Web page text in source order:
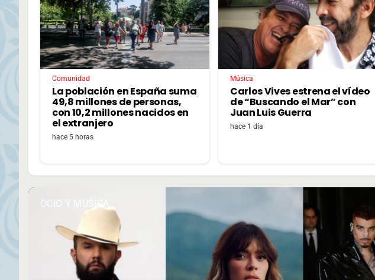
Comunidad
La población en España suma
49,8 millones de personas,
con 10,2 millones nacidos en
el extranjero
hace 5 horas
Música
Carlos Vives estrena el vídeo
de “Buscando el Mar” con
Juan Luis Guerra
hace 1 día
OCIO Y MÚSICA